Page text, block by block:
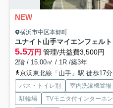
NEW
横浜市中区本郷町
ユナイト山手マイエンフェルト
5.5万円 管理/共益費3,500円
2階 / 15.00㎡ / 1R /築3年
京浜東北線「山手」駅 徒歩17分
バス・トイレ別 室内洗濯機置場
駐輪場
TVモニタ付インターホン